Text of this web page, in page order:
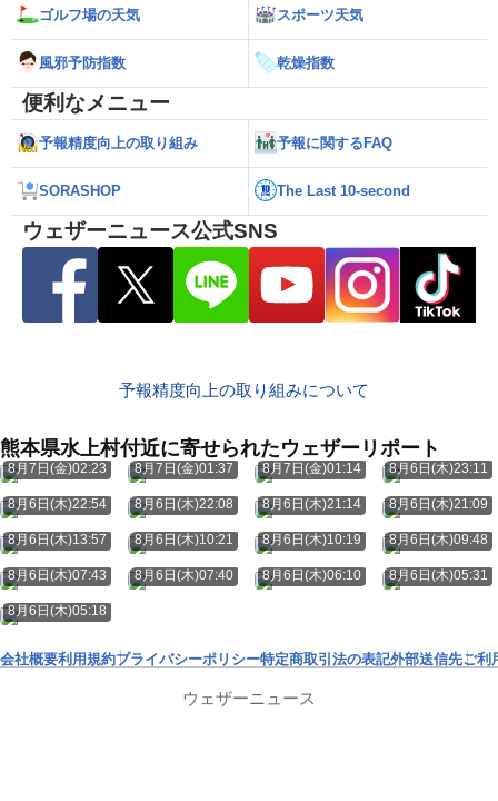
ゴルフ場の天気 スポーツ天気
風邪予防指数 乾燥指数
便利なメニュー
予報精度向上の取り組み 予報に関するFAQ
SORASHOP The Last 10-second
ウェザーニュース公式SNS
予報精度向上の取り組みについて
熊本県水上村付近に寄せられたウェザーリポート
8月7日(金)02:23 8月7日(金)01:37 8月7日(金)01:14 8月6日(木)23:11
8月6日(木)22:54 8月6日(木)22:08 8月6日(木)21:14 8月6日(木)21:09
8月6日(木)13:57 8月6日(木)10:21 8月6日(木)10:19 8月6日(木)09:48
8月6日(木)07:43 8月6日(木)07:40 8月6日(木)06:10 8月6日(木)05:31
8月6日(木)05:18
会社概要利用規約プライバシーポリシー特定商取引法の表記外部送信先ご利
ウェザーニュース